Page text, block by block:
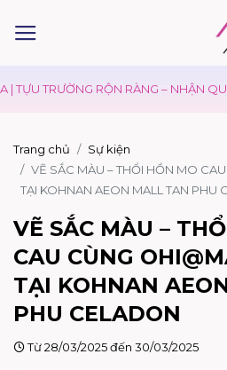
TRƯỜNG RỘN RÀNG – NHẬN QUÀ
Trang chủ
Sự kiện
VẼ SẮC MÀU – THỔI HỒN MO
TẠI KOHNAN AEON MALL TAN PHU
VẼ SẮC MÀU –
CAU CÙNG
TẠI KOHNAN
PHU CELADON
Từ 28/03/2025 đến 30/03/2025